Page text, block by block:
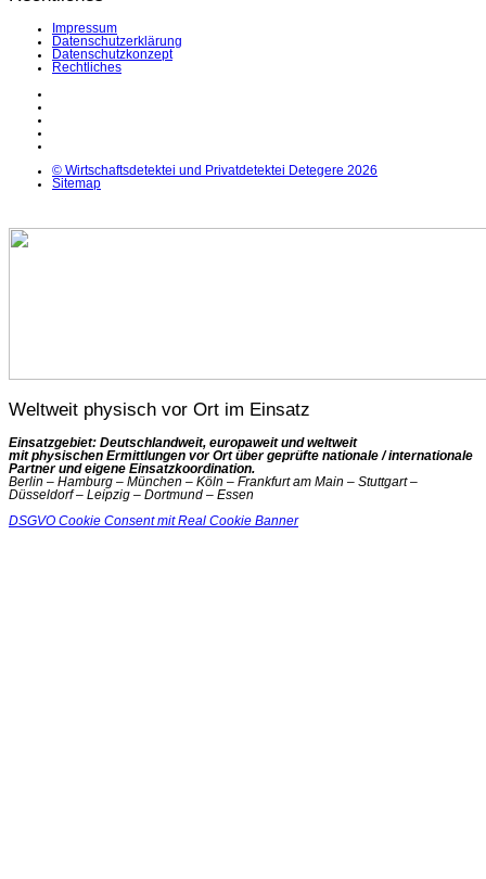
Impressum
Datenschutzerklärung
Datenschutzkonzept
Rechtliches
© Wirtschaftsdetektei und Privatdetektei Detegere 2026
Sitemap
Weltweit physisch vor Ort im Einsatz
Einsatzgebiet: Deutschlandweit, europaweit und weltweit
mit physischen Ermittlungen vor Ort über geprüfte nationale / internationale
Partner und eigene Einsatzkoordination.
Berlin – Hamburg – München – Köln – Frankfurt am Main – Stuttgart –
Düsseldorf – Leipzig – Dortmund – Essen
DSGVO Cookie Consent mit Real Cookie Banner